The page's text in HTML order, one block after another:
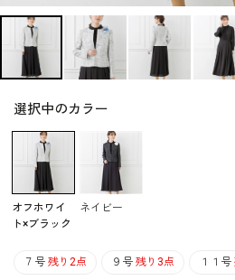
選択中のカラー
オフホワイ
ト×ブラック
ネイビー
７号 残り2点 ９号 残り3点 １１号